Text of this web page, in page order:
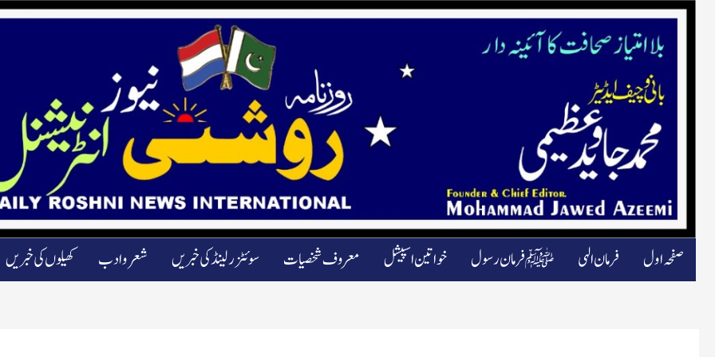
کھیلوں کی خبریں شعرو ادب سوئٹزرلینڈ کی خبریں معروف شخصیات خواتین اسپیشل ﷺ فرمان رسول فرمان الہی صفحہ اول